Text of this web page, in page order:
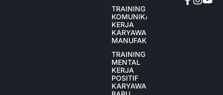
TRAINING
KOMUNIKASI
KERJA
KARYAWAN
MANUFAKTUR
TRAINING
MENTAL
KERJA
POSITIF
KARYAWAN